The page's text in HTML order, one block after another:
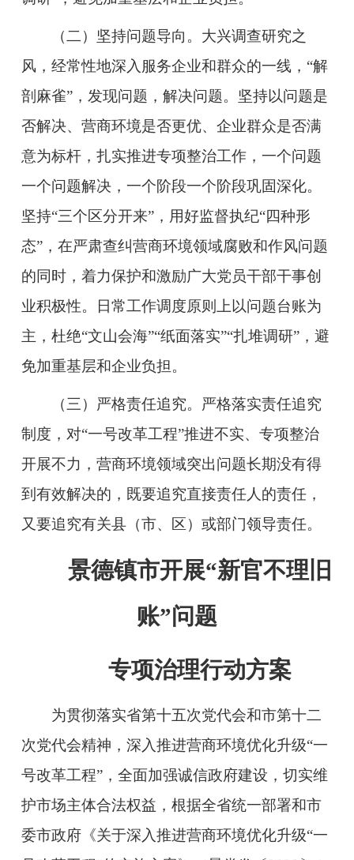
（二）坚持问题导向。 大兴调查研究之
风，经常性地深入服务企业和群众的一线，“解
剖麻雀”，发现问题， 解决问题。坚持以问题是
否解决、营商环境是否更优、企业群众是否满
意为标杆，扎实推进专项整治工作，一个问题
一个问题解决，一个阶段一个阶段巩固深化。
坚持“三个区分开来”，用好监督执纪“四种形
态”，在严肃查纠营商环境领域腐败和作风问题
的同时，着力保护和激励广大党员干部干事创
业积极性。日常工作调度原则上以问题台账为
主，杜绝“文山会海”“纸面落实”“扎堆调研”，避
免加重基层和企业负担。
（三）严格责任追究。严格落实责任追究
制度，对“一号改革工程”推进不实、专项整治
开展不力，营商环境领域突出问题长期没有得
到有效解决的，既要追究直接责任人的责任，
又要追究有关县（市、区）或部门领导责任。
景德镇市开展“新官不理旧
账”问题
专项治理行动方案
为贯彻落实省第十五次党代会和市第十二
次党代会精神，深入推进营商环境优化升级“一
号改革工程”，全面加强诚信政府建设，切实维
护市场主体合法权益，根据全省统一部署和市
委市政府《关于深入推进营商环境优化升级“一